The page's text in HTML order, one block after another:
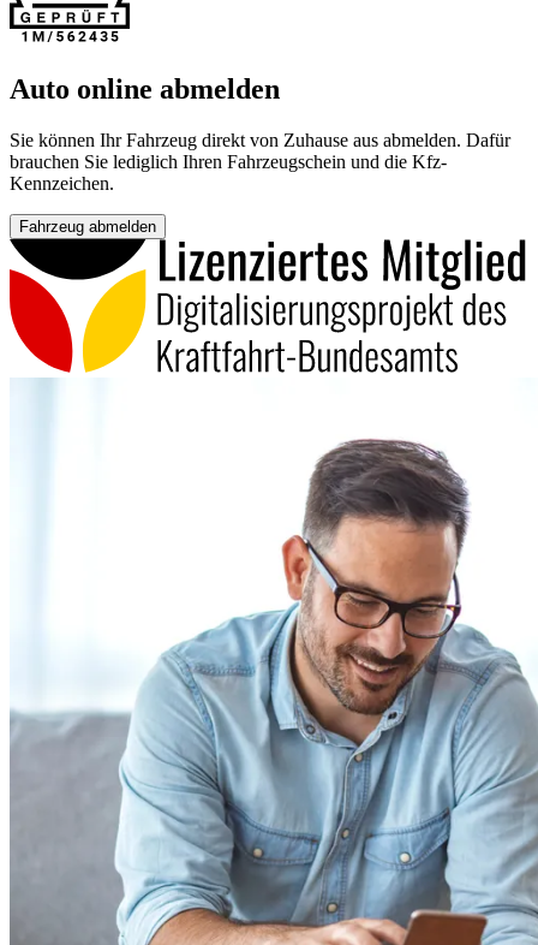
Auto online abmelden
Sie können Ihr Fahrzeug direkt von Zuhause aus abmelden. Dafür
brauchen Sie lediglich Ihren Fahrzeugschein und die Kfz-
Kennzeichen.
Fahrzeug abmelden